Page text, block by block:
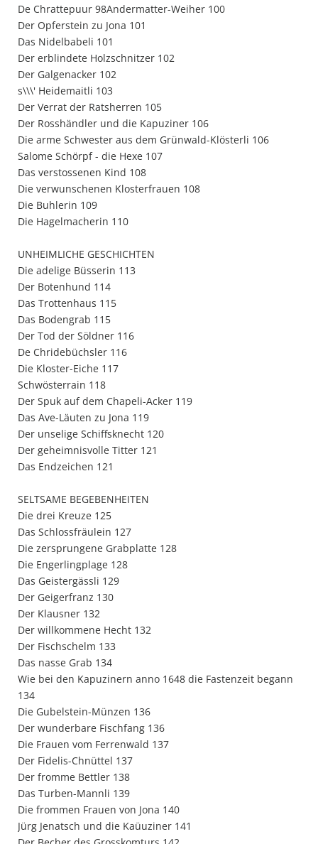
De Chrattepuur 98Andermatter-Weiher 100
Der Opferstein zu Jona 101
Das Nidelbabeli 101
Der erblindete Holzschnitzer 102
Der Galgenacker 102
s\\\' Heidemaitli 103
Der Verrat der Ratsherren 105
Der Rosshändler und die Kapuziner 106
Die arme Schwester aus dem Grünwald-Klösterli 106
Salome Schörpf - die Hexe 107
Das verstossenen Kind 108
Die verwunschenen Klosterfrauen 108
Die Buhlerin 109
Die Hagelmacherin 110
UNHEIMLICHE GESCHICHTEN
Die adelige Büsserin 113
Der Botenhund 114
Das Trottenhaus 115
Das Bodengrab 115
Der Tod der Söldner 116
De Chridebüchsler 116
Die Kloster-Eiche 117
Schwösterrain 118
Der Spuk auf dem Chapeli-Acker 119
Das Ave-Läuten zu Jona 119
Der unselige Schiffsknecht 120
Der geheimnisvolle Titter 121
Das Endzeichen 121
SELTSAME BEGEBENHEITEN
Die drei Kreuze 125
Das Schlossfräulein 127
Die zersprungene Grabplatte 128
Die Engerlingplage 128
Das Geistergässli 129
Der Geigerfranz 130
Der Klausner 132
Der willkommene Hecht 132
Der Fischschelm 133
Das nasse Grab 134
Wie bei den Kapuzinern anno 1648 die Fastenzeit begann
134
Die Gubelstein-Münzen 136
Der wunderbare Fischfang 136
Die Frauen vom Ferrenwald 137
Der Fidelis-Chnüttel 137
Der fromme Bettler 138
Das Turben-Mannli 139
Die frommen Frauen von Jona 140
Jürg Jenatsch und die Kaüuziner 141